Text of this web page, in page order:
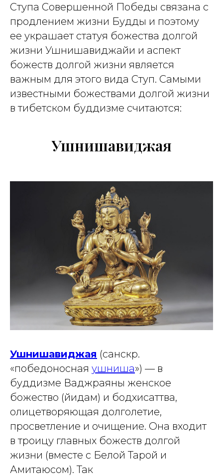
Ступа Совершенной Победы связана с
продлением жизни Будды и поэтому
ее украшает статуя божества долгой
жизни Ушнишавиджайи и аспект
божеств долгой жизни является
важным для этого вида Ступ. Самыми
известными божествами долгой жизни
в тибетском буддизме считаются:
Ушнишавиджая
Ушнишавиджая (санскр.
«победоносная ушниша») — в
буддизме Ваджраяны женское
божество (йидам) и бодхисаттва,
олицетворяющая долголетие,
просветление и очищение. Она входит
в троицу главных божеств долгой
жизни (вместе с Белой Тарой и
Амитаюсом). Так